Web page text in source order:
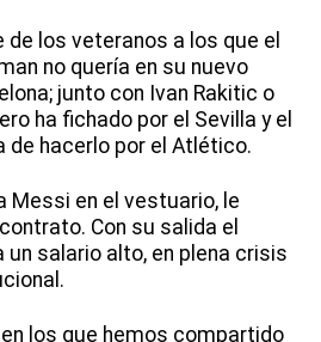
los veteranos a los que el
no quería en su nuevo
junto con Ivan Rakitic o
ha fichado por el Sevilla y el
de hacerlo por el Atlético.
Messi en el vestuario, le
Con su salida el
un salario alto, en plena crisis
los que hemos compartido